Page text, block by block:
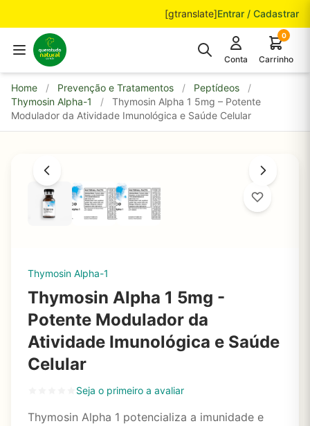
[gtranslate]Entrar / Cadastrar
Conta
0
Carrinho
Home / Prevenção e Tratamentos / Peptídeos
/
Thymosin Alpha-1
/
Thymosin Alpha 1 5mg – Potente
Modulador da Atividade Imunológica e Saúde Celular
Thymosin Alpha-1
Thymosin Alpha 1 5mg -
Potente Modulador da
Atividade Imunológica e Saúde
Celular
Seja o primeiro a avaliar
Thymosin Alpha 1 potencializa a imunidade e